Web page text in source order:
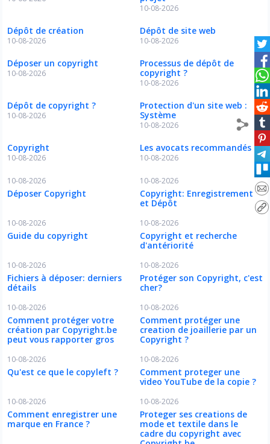
10-08-2026
Dépôt de création
10-08-2026
Dépôt de site web
10-08-2026
Déposer un copyright
10-08-2026
Processus de dépôt de
copyright ?
10-08-2026
Dépôt de copyright ?
10-08-2026
Protection d'un site web :
Système
10-08-2026
Copyright
10-08-2026
Les avocats recommandés
10-08-2026
10-08-2026
Déposer Copyright
10-08-2026
Copyright: Enregistrement
et Dépôt
10-08-2026
Guide du copyright
10-08-2026
Copyright et recherche
d'antériorité
10-08-2026
Fichiers à déposer: derniers
détails
10-08-2026
Protéger son Copyright, c'est
cher?
10-08-2026
Comment protéger votre
création par Copyright.be
peut vous rapporter gros
10-08-2026
Comment protéger une
creation de joaillerie par un
Copyright ?
10-08-2026
Qu'est ce que le copyleft ?
10-08-2026
Comment proteger une
video YouTube de la copie ?
10-08-2026
Comment enregistrer une
marque en France ?
10-08-2026
Proteger ses creations de
mode et textile dans le
cadre du copyright avec